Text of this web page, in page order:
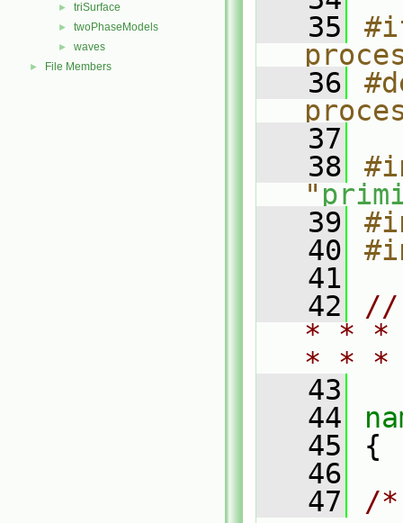
► triSurface
► twoPhaseModels
► waves
► File Members
   35
   36
   37
   38
"
   39
   40
   41
   42
//
* * *
* *
   43
   44
   45
{
   46
   47
/